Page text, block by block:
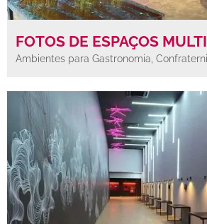
FOTOS DE ESPAÇOS
Ambientes para Gastronomia,